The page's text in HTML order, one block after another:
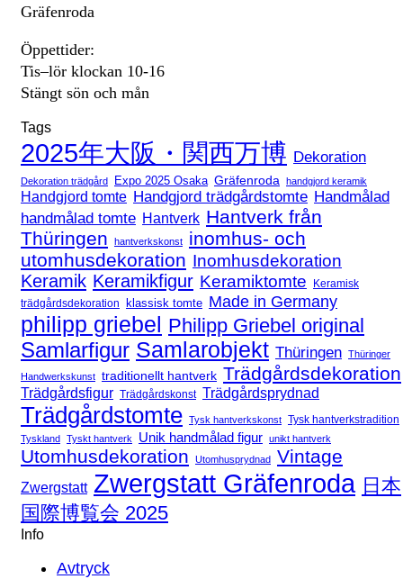
Gräfenroda
Öppettider:
Tis–lör klockan 10-16
Stängt sön och mån
Tags
2025年大阪・関西万博 Dekoration
Dekoration trädgård Expo 2025 Osaka Gräfenroda handgjord keramik
Handgjord tomte Handgjord trädgårdstomte Handmålad
handmålad tomte Hantverk Hantverk från
Thüringen
hantverkskonst
inomhus- och
utomhusdekoration Inomhusdekoration
Keramik Keramikfigur Keramiktomte
Keramisk
trädgårdsdekoration
klassisk tomte Made in Germany
philipp griebel Philipp Griebel original
Samlarfigur Samlarobjekt Thüringen Thüringer
Handwerkskunst traditionellt hantverk Trädgårdsdekoration
Trädgårdsfigur Trädgårdskonst Trädgårdsprydnad
Trädgårdstomte Tysk hantverkskonst Tysk hantverkstradition
Tyskland Tyskt hantverk Unik handmålad figur unikt hantverk
Utomhusdekoration Utomhusprydnad Vintage
Zwergstatt Zwergstatt Gräfenroda 日本
国際博覧会 2025
Info
Avtryck